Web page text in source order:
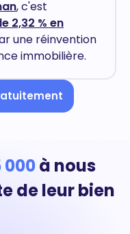
, c'est
2,32 % en
une réinvention
immobilière.
000à nous
de leur bien